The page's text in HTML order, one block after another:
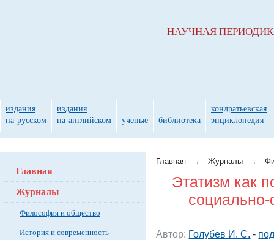
Главная → Журналы →
Этатизм как
Автор: Голубев И. С. -
Главная
Журналы
Философия и общество
История и современность
НАУЧНАЯ
издания
на русском
издания
на английском
ученые библиотека
кондратьевская
энциклопедия